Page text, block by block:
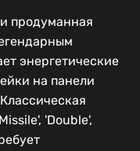
продуманная
энергетические
на панели
'Double',